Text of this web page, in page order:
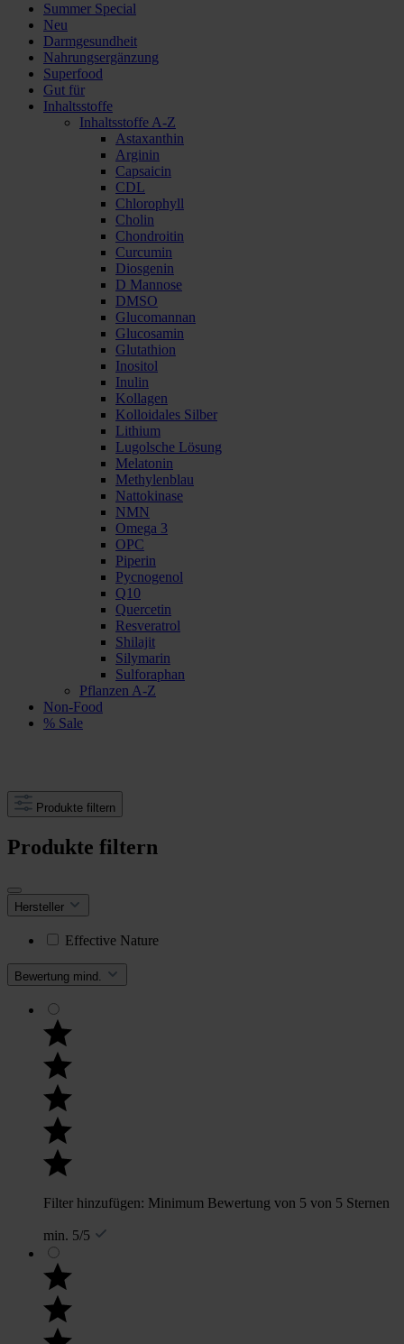
Summer Special
Neu
Darmgesundheit
Nahrungsergänzung
Superfood
Gut für
Inhaltsstoffe
Inhaltsstoffe A-Z
Astaxanthin
Arginin
Capsaicin
CDL
Chlorophyll
Cholin
Chondroitin
Curcumin
Diosgenin
D Mannose
DMSO
Glucomannan
Glucosamin
Glutathion
Inositol
Inulin
Kollagen
Kolloidales Silber
Lithium
Lugolsche Lösung
Melatonin
Methylenblau
Nattokinase
NMN
Omega 3
OPC
Piperin
Pycnogenol
Q10
Quercetin
Resveratrol
Shilajit
Silymarin
Sulforaphan
Pflanzen A-Z
Non-Food
% Sale
Produkte filtern
Produkte filtern
Hersteller
Effective Nature
Bewertung mind.
Filter hinzufügen: Minimum Bewertung von 5 von 5 Sternen
min. 5/5